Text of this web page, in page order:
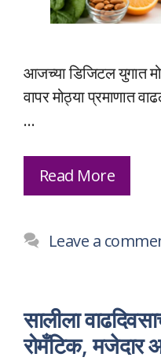
आजच्या डिजिटल युगात
वापर मोठ्या प्रमाणात
…
Read More
Leave a
सालीला
रोमँटिक, मजेदार